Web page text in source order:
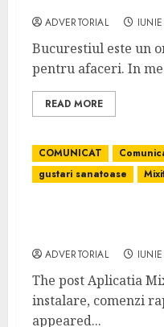
ADVERTORIAL
Bucurestiul este un
pentru afaceri. In
READ MORE
COMUNICAT
gustari sanatoase
ADVERTORIAL
The post Aplicatia
instalare, comenzi
appeared...